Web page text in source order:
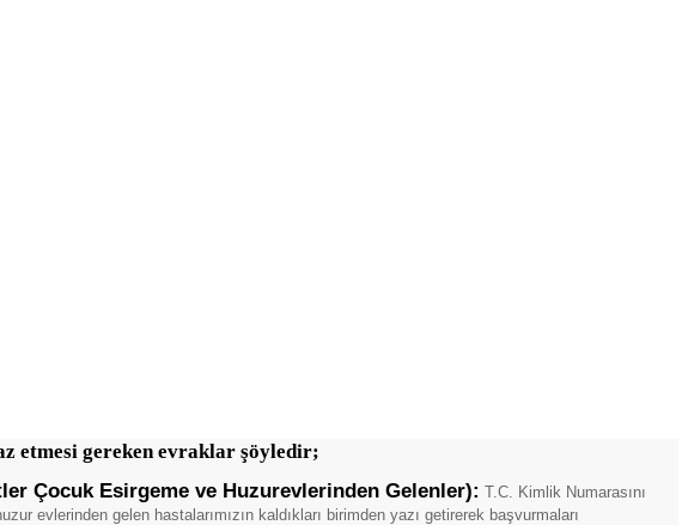
etmesi gereken evraklar şöyledir;
Çocuk Esirgeme ve Huzurevlerinden Gelenler): T.C. Kimlik Numarasını
evlerinden gelen hastalarımızın kaldıkları birimden yazı getirerek başvurmaları